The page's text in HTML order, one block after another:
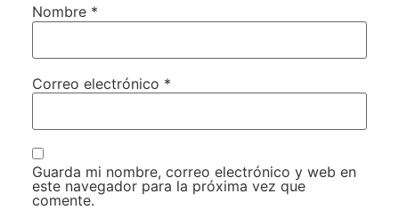
Nombre *
Correo electrónico *
Guarda mi nombre, correo electrónico y web en
este navegador para la próxima vez que
comente.